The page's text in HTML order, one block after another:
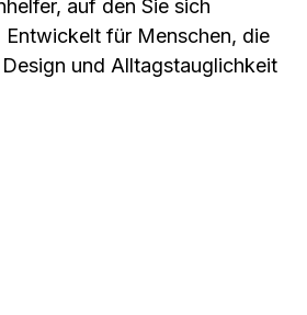
auf den Sie sich
Entwickelt für Menschen, die
und Alltagstauglichkeit